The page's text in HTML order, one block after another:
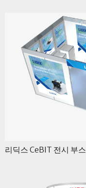
리딕스 CeBIT 전시 부스